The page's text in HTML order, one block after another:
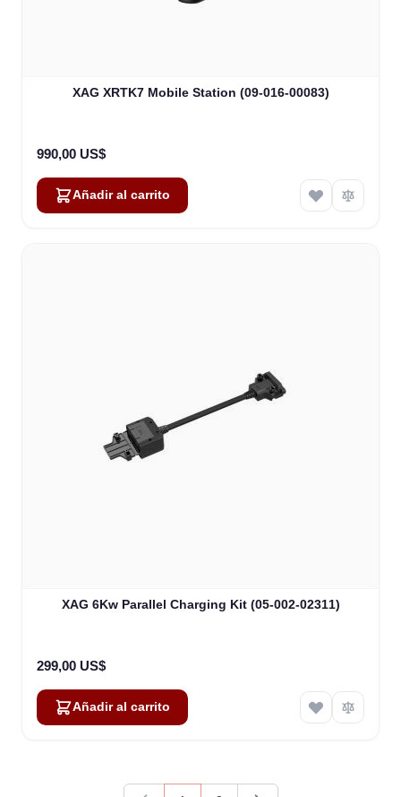
XAG XRTK7 Mobile Station (09-016-00083)
990,00 US$
Añadir al carrito
XAG 6Kw Parallel Charging Kit (05-002-02311)
299,00 US$
Añadir al carrito